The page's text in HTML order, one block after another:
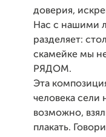
доверия,
Нас с нашими
разделяет:
скамейке мы
РЯДОМ.
Эта
человека сели
возможно,
плакать.